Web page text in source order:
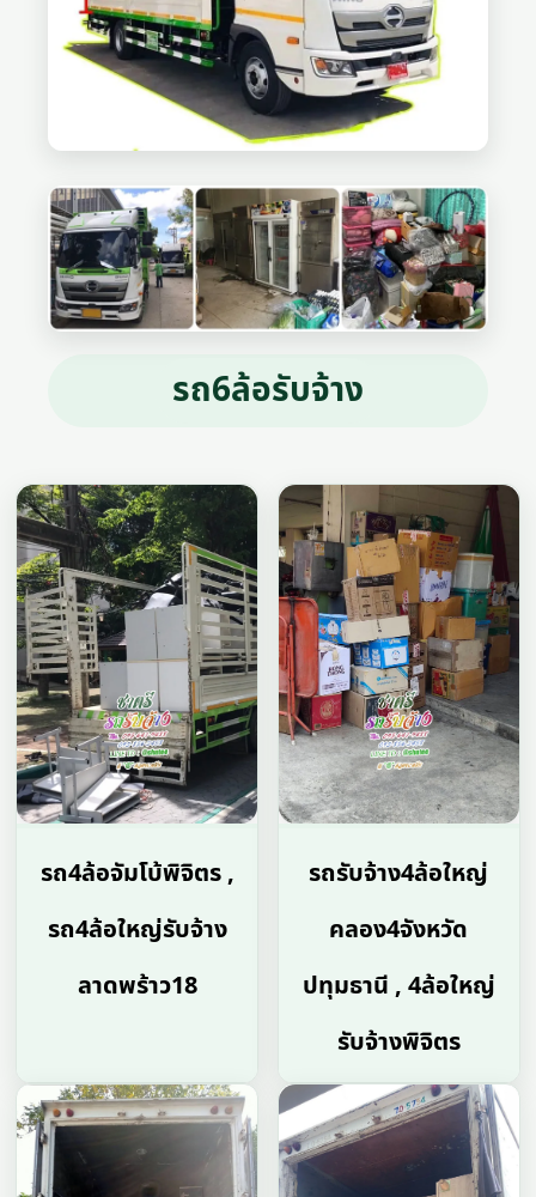
รถ6ล้อรับจ้าง
รถ4ล้อจัมโบ้พิจิตร ,
รถ4ล้อใหญ่รับจ้าง
ลาดพร้าว18
รถรับจ้าง4ล้อใหญ่
คลอง4จังหวัด
ปทุมธานี , 4ล้อใหญ่
รับจ้างพิจิตร